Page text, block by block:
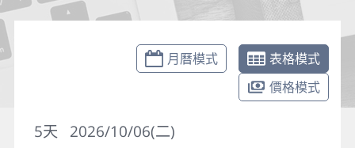
月曆模式
表格模式
價格模式
2026/10/06(二)
5天